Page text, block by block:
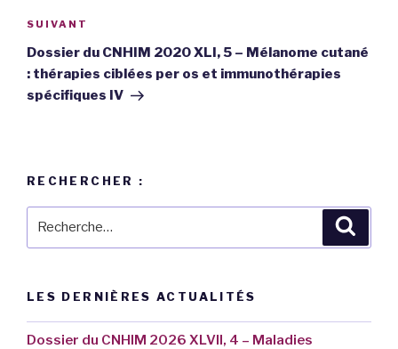
Article
suivant
SUIVANT
Dossier du CNHIM 2020 XLI, 5 – Mélanome cutané
: thérapies ciblées per os et immunothérapies
spécifiques IV
RECHERCHER :
LES DERNIÈRES ACTUALITÉS
Dossier du CNHIM 2026 XLVII, 4 – Maladies